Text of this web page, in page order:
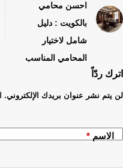
احسن محامي
بالكويت : دليل
شامل لاختيار
المحامي المناسب
اترك ردّاً
لن يتم نشر عنوان بريدك الإلكتروني.
الاسم *